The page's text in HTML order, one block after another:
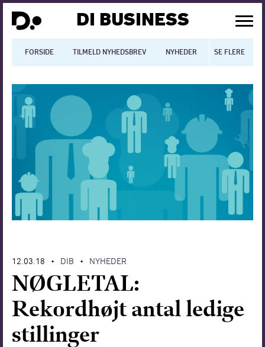
DI BUSINESS
FORSIDE TILMELD NYHEDSBREV NYHEDER BLOGS
SE FLERE
Dansk økonomi
Digitalisering
International økonomi
Arbejdsmiljø
Arbejdsmarkedet
Europapolitik
Forskning
12.03.18 • DIB • NYHEDER
NØGLETAL:
Rekordhøjt antal ledige
stillinger